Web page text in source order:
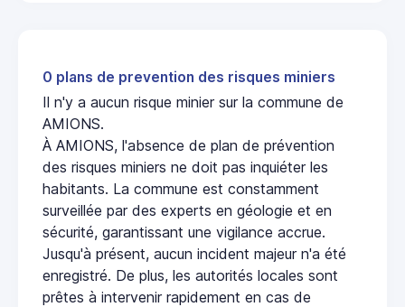
0 plans de prevention des risques miniers
Il n'y a aucun risque minier sur la commune de
AMIONS.
À AMIONS, l'absence de plan de prévention
des risques miniers ne doit pas inquiéter les
habitants. La commune est constamment
surveillée par des experts en géologie et en
sécurité, garantissant une vigilance accrue.
Jusqu'à présent, aucun incident majeur n'a été
enregistré. De plus, les autorités locales sont
prêtes à intervenir rapidement en cas de